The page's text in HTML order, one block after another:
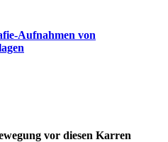
Aufnahmen von
vor diesen Karren